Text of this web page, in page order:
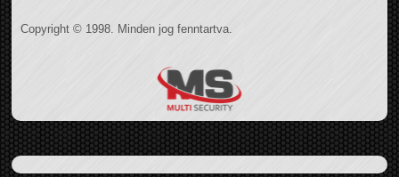
Copyright © 1998. Minden jog fenntartva.